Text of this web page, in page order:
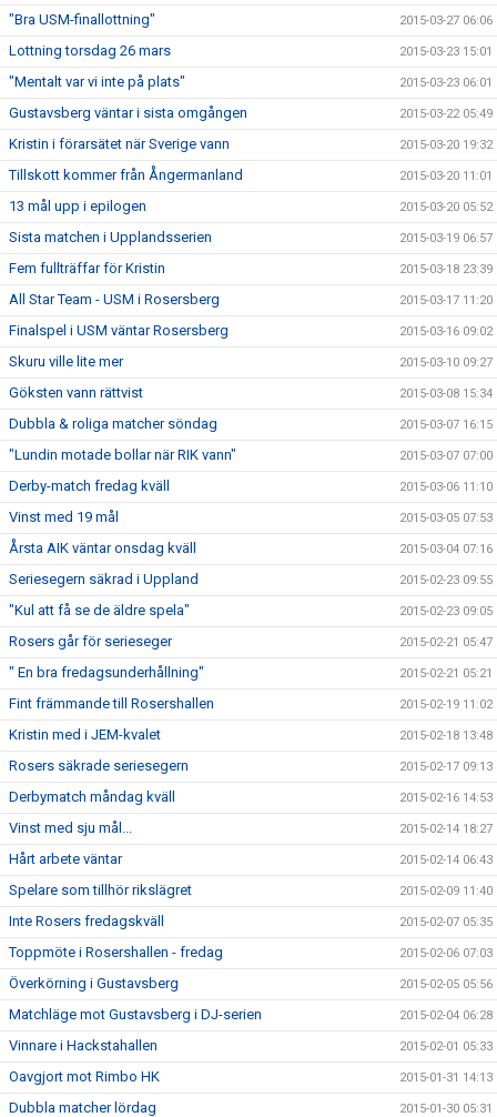
"Bra USM-finallottning" 2015-03-27 06:06
Lottning torsdag 26 mars 2015-03-23 15:01
"Mentalt var vi inte på plats" 2015-03-23 06:01
Gustavsberg väntar i sista omgången 2015-03-22 05:49
Kristin i förarsätet när Sverige vann 2015-03-20 19:32
Tillskott kommer från Ångermanland 2015-03-20 11:01
13 mål upp i epilogen 2015-03-20 05:52
Sista matchen i Upplandsserien 2015-03-19 06:57
Fem fullträffar för Kristin 2015-03-18 23:39
All Star Team - USM i Rosersberg 2015-03-17 11:20
Finalspel i USM väntar Rosersberg 2015-03-16 09:02
Skuru ville lite mer 2015-03-10 09:27
Göksten vann rättvist 2015-03-08 15:34
Dubbla & roliga matcher söndag 2015-03-07 16:15
"Lundin motade bollar när RIK vann" 2015-03-07 07:00
Derby-match fredag kväll 2015-03-06 11:10
Vinst med 19 mål 2015-03-05 07:53
Årsta AIK väntar onsdag kväll 2015-03-04 07:16
Seriesegern säkrad i Uppland 2015-02-23 09:55
"Kul att få se de äldre spela" 2015-02-23 09:05
Rosers går för serieseger 2015-02-21 05:47
" En bra fredagsunderhållning" 2015-02-21 05:21
Fint främmande till Rosershallen 2015-02-19 11:02
Kristin med i JEM-kvalet 2015-02-18 13:48
Rosers säkrade seriesegern 2015-02-17 09:13
Derbymatch måndag kväll 2015-02-16 14:53
Vinst med sju mål... 2015-02-14 18:27
Hårt arbete väntar 2015-02-14 06:43
Spelare som tillhör rikslägret 2015-02-09 11:40
Inte Rosers fredagskväll 2015-02-07 05:35
Toppmöte i Rosershallen - fredag 2015-02-06 07:03
Överkörning i Gustavsberg 2015-02-05 05:56
Matchläge mot Gustavsberg i DJ-serien 2015-02-04 06:28
Vinnare i Hackstahallen 2015-02-01 05:33
Oavgjort mot Rimbo HK 2015-01-31 14:13
Dubbla matcher lördag 2015-01-30 05:31